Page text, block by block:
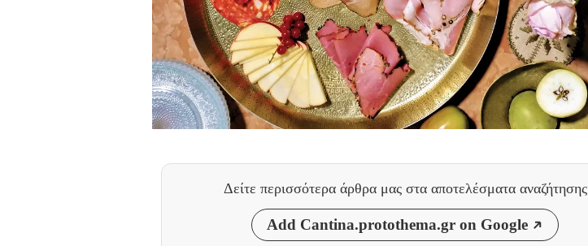
Δείτε περισσότερα άρθρα μας στα αποτελέσματα αναζήτησης
Add Cantina.protothema.gr on Google